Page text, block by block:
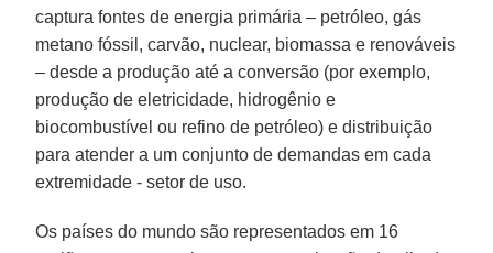
captura fontes de energia primária – petróleo, gás
metano fóssil, carvão, nuclear, biomassa e renováveis
– desde a produção até a conversão (por exemplo,
produção de eletricidade, hidrogênio e
biocombustível ou refino de petróleo) e distribuição
para atender a um conjunto de demandas em cada
extremidade - setor de uso.
Os países do mundo são representados em 16